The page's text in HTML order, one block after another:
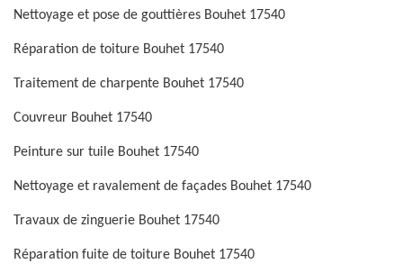
Nettoyage et pose de gouttières Bouhet 17540
Réparation de toiture Bouhet 17540
Traitement de charpente Bouhet 17540
Couvreur Bouhet 17540
Peinture sur tuile Bouhet 17540
Nettoyage et ravalement de façades Bouhet 17540
Travaux de zinguerie Bouhet 17540
Réparation fuite de toiture Bouhet 17540